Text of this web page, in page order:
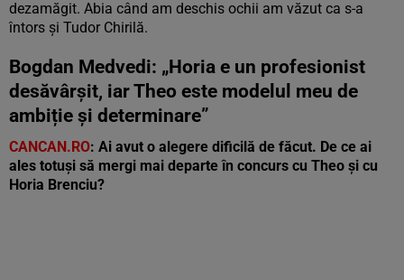
dezamăgit. Abia când am deschis ochii am văzut ca s-a
întors și Tudor Chirilă.
Bogdan Medvedi: „Horia e un profesionist
desăvârșit, iar Theo este modelul meu de
ambiție și determinare”
CANCAN.RO: Ai avut o alegere dificilă de făcut. De ce ai
ales totuși să mergi mai departe în concurs cu Theo și cu
Horia Brenciu?